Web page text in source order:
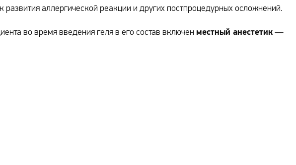
развития аллергической реакции и других постпроцедурных осложнений.
во время введения геля в его состав включен местный анестетик —